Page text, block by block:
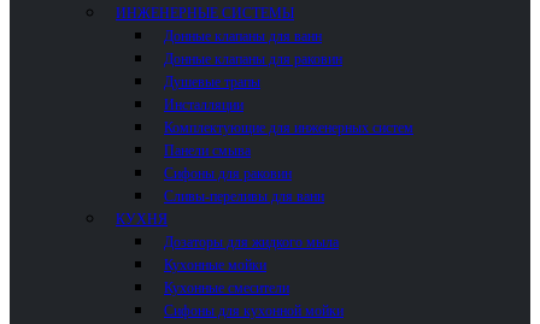
ИНЖЕНЕРНЫЕ СИСТЕМЫ
Донные клапаны для ванн
Донные клапаны для раковин
Душевые трапы
Инсталляции
Комплектующие для инженерных систем
Панели смыва
Сифоны для раковин
Сливы-переливы для ванн
КУХНЯ
Дозаторы для жидкого мыла
Кухонные мойки
Кухонные смесители
Сифоны для кухонной мойки